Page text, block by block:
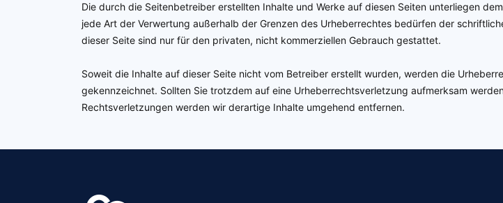
Die durch die Seitenbetreiber erstellten Inhalte und Werke auf diesen Seiten unterliegen
jede Art der Verwertung außerhalb der Grenzen des Urheberrechtes bedürfen der
dieser Seite sind nur für den privaten, nicht kommerziellen Gebrauch gestattet.
Soweit die Inhalte auf dieser Seite nicht vom Betreiber erstellt wurden, werden die
gekennzeichnet. Sollten Sie trotzdem auf eine Urheberrechtsverletzung aufmerksam
Rechtsverletzungen werden wir derartige Inhalte umgehend entfernen.